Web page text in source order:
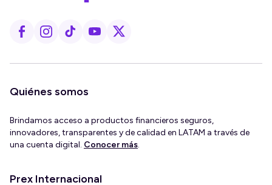
Quiénes somos
Brindamos acceso a productos financieros seguros,
innovadores, transparentes y de calidad en LATAM a través de
una cuenta digital. Conocer más.
Prex Internacional